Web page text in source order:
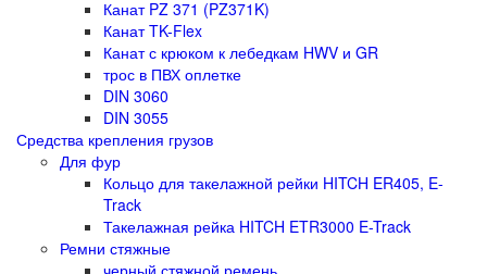
Канат PZ 371 (PZ371K)
Канат TK-Flex
Канат с крюком к лебедкам HWV и GR
трос в ПВХ оплетке
DIN 3060
DIN 3055
Средства крепления грузов
Для фур
Кольцо для такелажной рейки HITCH ER405, E-
Track
Такелажная рейка HITCH ETR3000 E-Track
Ремни стяжные
черный стяжной ремень